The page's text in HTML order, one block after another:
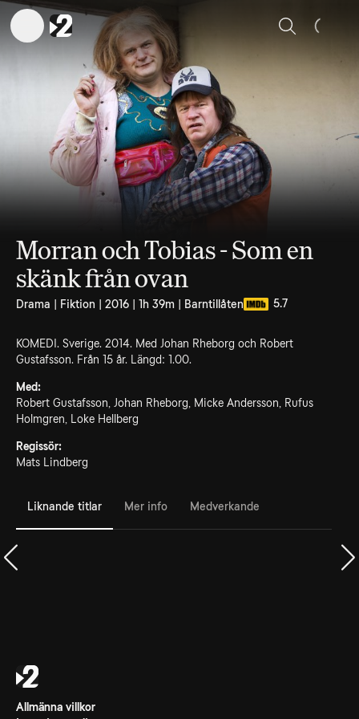
Sök
Morran och Tobias - Som en
skänk från ovan
Drama | Fiktion | 2016 | 1h 39m | Barntillåten 5.7
KOMEDI. Sverige. 2014. Med Johan Rheborg och Robert
Gustafsson. Från 15 år. Längd: 1.00.
Med:
Robert Gustafsson, Johan Rheborg, Micke Andersson, Rufus
Holmgren, Loke Hellberg
Regissör:
Mats Lindberg
Liknande titlar Mer info Medverkande
Allmänna villkor